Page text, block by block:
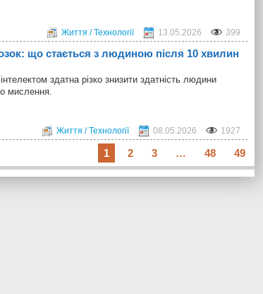
Життя / Технології 13.05.2026 399
що стається з людиною після 10 хвилин
здатна різко знизити здатність людини
мислення.
Життя / Технології 08.05.2026 1927
1 2 3 … 48 49